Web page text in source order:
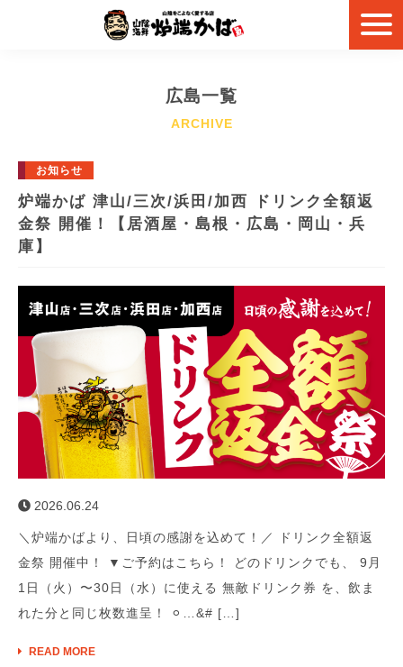
広島一覧
お知らせ
炉端かば 津山/三次/浜田/加西 ドリンク全額返
金祭 開催！【居酒屋・島根・広島・岡山・兵
庫】
2026.06.24
＼炉端かばより、日頃の感謝を込めて！／ ドリンク全額返
金祭 開催中！ ▼ご予約はこちら！ どのドリンクでも、 9月
1日（火）〜30日（水）に使える 無敵ドリンク券 を、飲ま
れた分と同じ枚数進呈！ ⚪︎…&# […]
READ MORE